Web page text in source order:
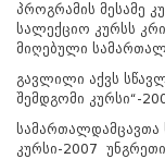
პროგრამის მესამე
სალექციო კურსს
მიღებული
გავლილი აქვს
შემდგომი კურსი“-
სამართალდამცავთა
კურსი-2007